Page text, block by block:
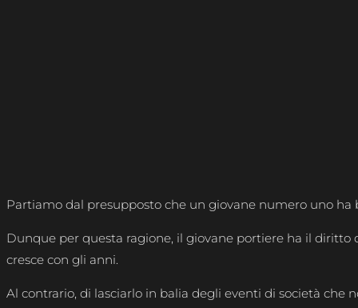
Partiamo dal presupposto che un giovane numero uno
Dunque per questa ragione, il giovane portiere ha il
cresce con gli anni.
Al contrario, di lasciarlo in balia degli eventi di società che